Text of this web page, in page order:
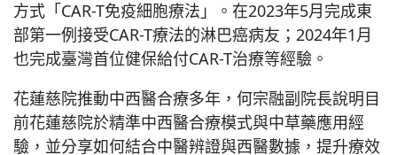
方式「CAR-T免疫細胞療法」。在2023年5月完成東
部第一例接受CAR-T療法的淋巴癌病友；2024年1月
也完成臺灣首位健保給付CAR-T治療等經驗。
花蓮慈院推動中西醫合療多年，何宗融副院長說明目
前花蓮慈院於精準中西醫合療模式與中草藥應用經
驗，並分享如何結合中醫辨證與西醫數據，提升療效